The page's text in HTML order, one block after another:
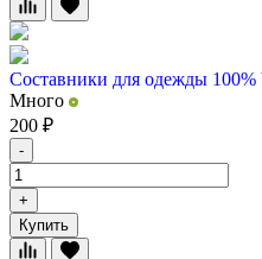
Составники для одежды 100%
Много
200 ₽
-
+
Купить